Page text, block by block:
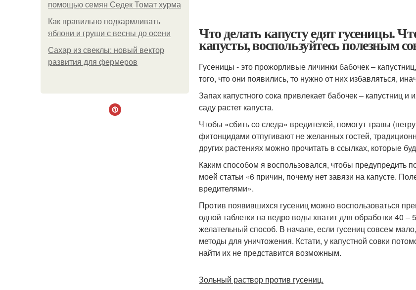
помощью семян Седек Томат хурма
Как правильно подкармливать
яблони и груши с весны до осени
Сахар из свеклы: новый вектор
развития для фермеров
Что делать капусту едят гусеницы.
капусты, воспользуйтесь полезным
Гусеницы - это прожорливые личинки бабочек –
того, что они появились, то нужно от них избавляться,
Запах капустного сока привлекает бабочек – капустниц
саду растет капуста.
Чтобы «сбить со следа» вредителей, помогут травы
фитонцидами отпугивают не желанных гостей,
других растениях можно прочитать в ссылках, которые
Каким способом я воспользовался, чтобы предупредить
моей статьи «6 причин, почему нет завязи на капусте.
вредителями».
Против появившихся гусениц можно воспользоваться
одной таблетки на ведро воды хватит для обработки 40
желательный способ. В начале, если гусениц совсем
методы для уничтожения. Кстати, у капустной совки
найти их не представится возможным.
Зольный раствор против гусениц.